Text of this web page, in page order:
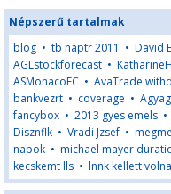
Népszerű tartalmak
blog • tb naptr 2011 • David
AGLstockforecast •
ASMonacoFC • AvaTrade
bankvezrt • coverage •
fancybox • 2013 gyes emels •
Disznflk • Vradi Jzsef •
napok • michael mayer
kecskemt lls • lnnk kellett volna